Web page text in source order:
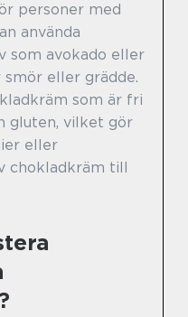
personer med
använda
som avokado eller
eller grädde.
som är fri
gluten, vilket gör
eller
chokladkräm till